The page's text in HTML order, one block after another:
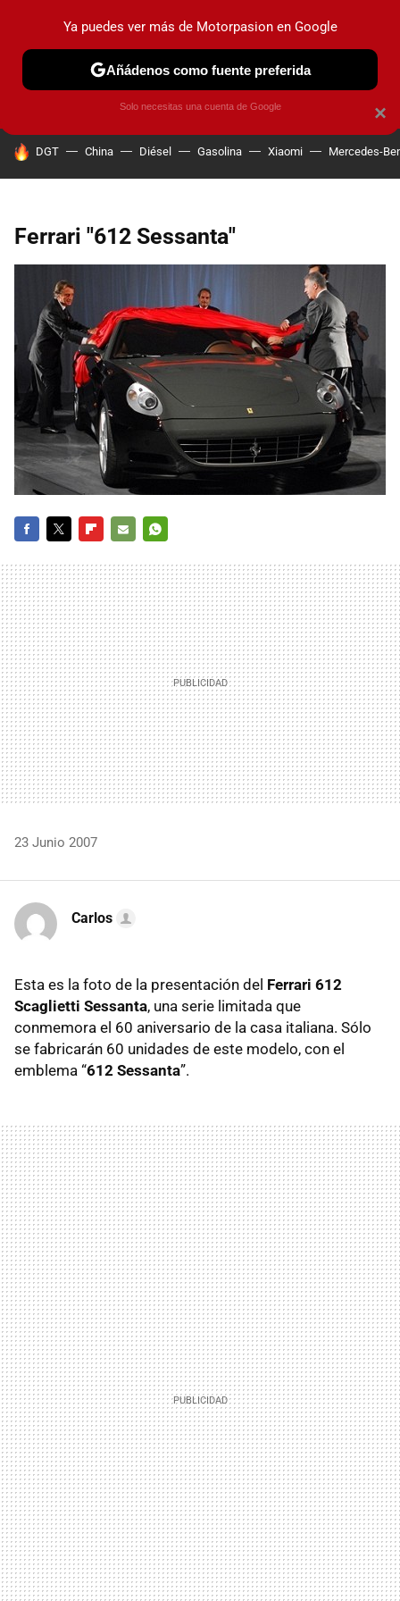
PRUEBAS COCHES ELÉCTRICOS OBSERVATORIO
HOY SE HABLA DE
DGT China Diésel Gasolina Xiaomi Mercedes-
Ferrari "612 Sessanta"
MAIL
23 Junio 2007
Carlos
Esta es la foto de la presentación del Ferrari 612
Scaglietti Sessanta, una serie limitada que
conmemora el 60 aniversario de la casa italiana. Sólo
se fabricarán 60 unidades de este modelo, con el
emblema “612 Sessanta”.
×
Ya puedes ver más de Motorpasion en Google
Añádenos como fuente preferida
Solo necesitas una cuenta de Google